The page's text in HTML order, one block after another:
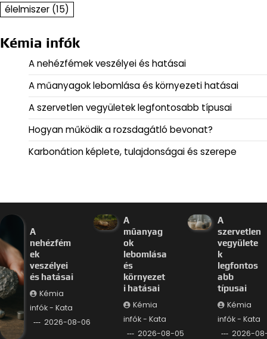
élelmiszer (15)
Kémia infók
A nehézfémek veszélyei és hatásai
A műanyagok lebomlása és környezeti hatásai
A szervetlen vegyületek legfontosabb típusai
Hogyan működik a rozsdagátló bevonat?
Karbonátion képlete, tulajdonságai és szerepe
A
nehézfém
ek
veszélyei
és hatásai
Kémia
infók - Kata
2026-08-06
A
műanyag
ok
lebomlása
és
környezet
i hatásai
Kémia
infók - Kata
2026-08-05
A
szervetlen
vegyülete
k
legfontos
abb
típusai
Kémia
infók - Kata
2026-